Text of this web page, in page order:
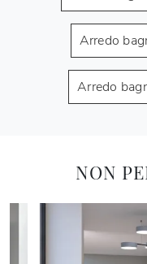
Arredo
Arredo
NON